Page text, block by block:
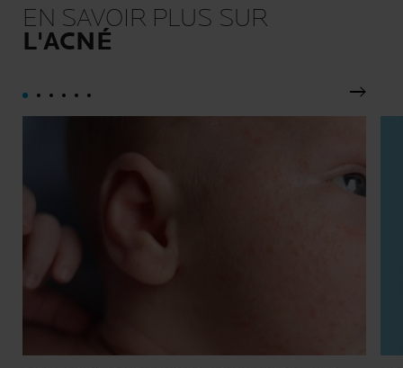
allergique, acnéique,
atopique, délicates ou
fragilisées par les
conservateurs nécessaires
pour garantir une tolérance
EN SAVOIR PLUS SUR
L'ACNÉ